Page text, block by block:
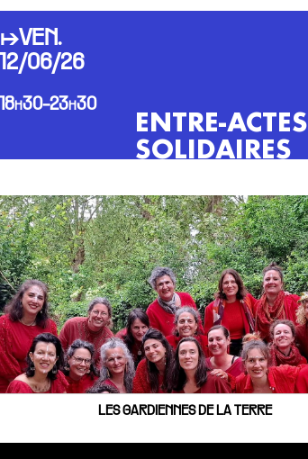
ENTRE-ACTES
SOLIDAIRES
↦VEN.
12/06/26
18h30-23h30
LES GARDIENNES DE LA TERRE